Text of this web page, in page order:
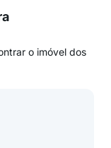
o imóvel dos